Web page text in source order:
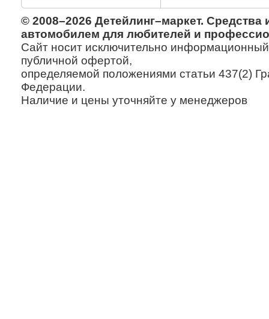
© 2008–2026 Детейлинг–маркет. Средства
автомобилем для любителей и
Сайт носит исключительно информационный
публичной офертой,
определяемой положениями статьи 437(2)
Федерации.
Наличие и цены уточняйте у менеджеров